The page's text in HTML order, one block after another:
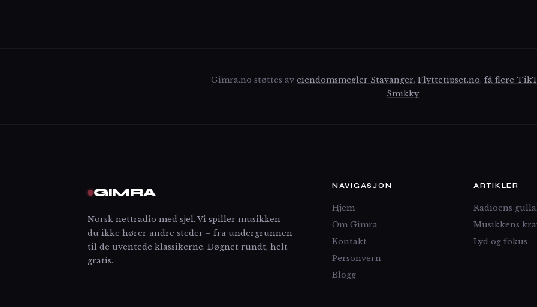
Gimra.no støttes av eiendomsmegler Stavanger, Flyttetipset.no, få flere
Smikky
GIMRA
Norsk nettradio med sjel. Vi spiller musikken
du ikke hører andre steder – fra undergrunnen
til de uventede klassikerne. Døgnet rundt, helt
gratis.
NAVIGASJON
Hjem
Om Gimra
Kontakt
Personvern
Blogg
ARTIKLER
Radioens
Musikkens
Lyd og fokus